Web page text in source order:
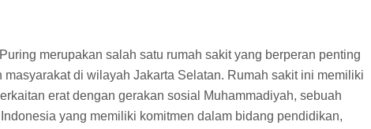
merupakan salah satu rumah sakit yang berperan penting
di wilayah Jakarta Selatan. Rumah sakit ini memiliki
erat dengan gerakan sosial Muhammadiyah, sebuah
yang memiliki komitmen dalam bidang pendidikan,